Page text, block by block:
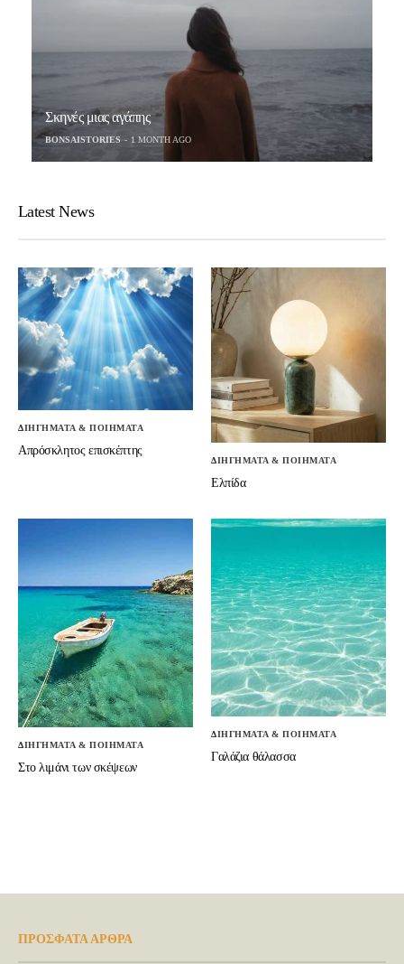
Σκηνές μιας αγάπης
BONSAISTORIES 1 MONTH AGO
Latest News
ΔΙΗΓΗΜΑΤΑ & ΠΟΙΗΜΑΤΑ
Απρόσκλητος επισκέπτης
ΔΙΗΓΗΜΑΤΑ & ΠΟΙΗΜΑΤΑ
Ελπίδα
ΔΙΗΓΗΜΑΤΑ & ΠΟΙΗΜΑΤΑ
Στο λιμάνι των σκέψεων
ΔΙΗΓΗΜΑΤΑ & ΠΟΙΗΜΑΤΑ
Γαλάζια θάλασσα
ΠΡΟΣΦΑΤΑ ΑΡΘΡΑ